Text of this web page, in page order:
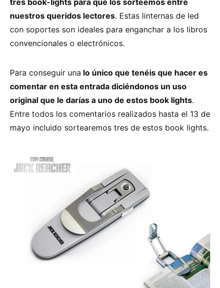
tres book-lights para que los sorteemos entre
nuestros queridos lectores. Estas linternas de led
con soportes son ideales para enganchar a los libros
convencionales o electrónicos.
Para conseguir una lo único que tenéis que hacer es
comentar en esta entrada diciéndonos un uso
original que le darías a uno de estos book lights.
Entre todos los comentarios realizados hasta el 13 de
mayo incluido sortearemos tres de estos book lights.